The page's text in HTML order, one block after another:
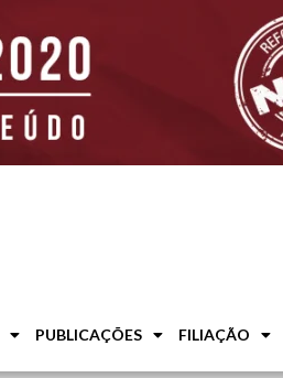
PUBLICAÇÕES FILIAÇÃO